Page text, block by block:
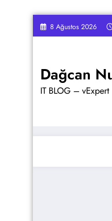
İçeriğe
atla
8 Ağustos 2026
Dağcan
IT BLOG – vExpert